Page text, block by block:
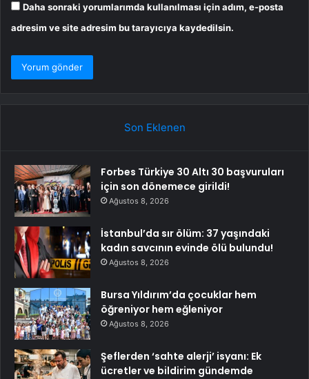
Daha sonraki yorumlarımda kullanılması için adım, e-posta
adresim ve site adresim bu tarayıcıya kaydedilsin.
Son Eklenen
Forbes Türkiye 30 Altı 30 başvuruları
için son dönemece girildi!
Ağustos 8, 2026
İstanbul’da sır ölüm: 37 yaşındaki
kadın savcının evinde ölü bulundu!
Ağustos 8, 2026
Bursa Yıldırım’da çocuklar hem
öğreniyor hem eğleniyor
Ağustos 8, 2026
Şeflerden ‘sahte alerji’ isyanı: Ek
ücretler ve bildirim gündemde